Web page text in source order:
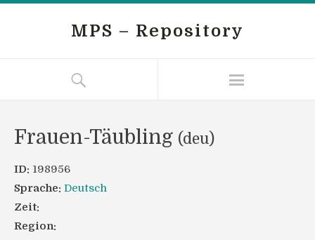
MPS – Repository
Frauen-Täubling (deu)
ID: 198956
Sprache: Deutsch
Zeit:
Region: